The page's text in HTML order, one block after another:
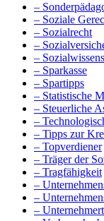
–
– Soziale
– Sozialrecht
–
–
– Sparkasse
– Spartipps
– Statistische
– Steuerliche
–
– Tipps zur
– Topverdiener
– Träger der
– Tragfähigkeit
–
–
–